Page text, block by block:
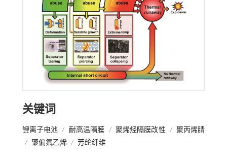
关键词
锂离子电池 / 耐高温隔膜 / 聚烯烃隔膜改性 / 聚丙烯腈
/ 聚偏氟乙烯 / 芳纶纤维